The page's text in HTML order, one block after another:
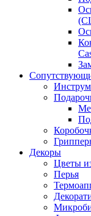
Декоры
Цветы
Перья